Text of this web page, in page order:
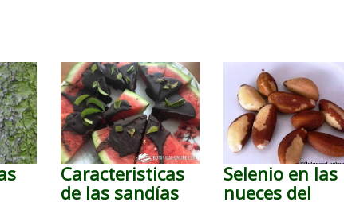
Caracteristicas
de las sandías
Selenio en las
nueces del